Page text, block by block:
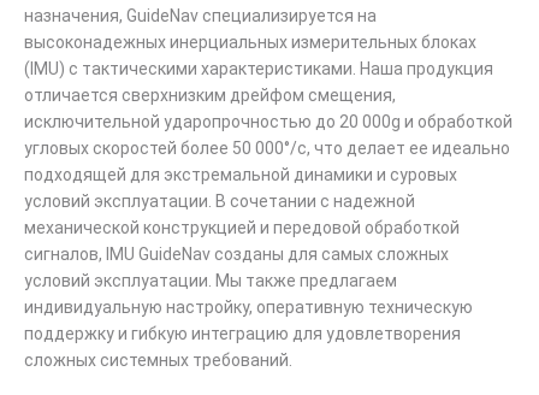
назначения, GuideNav специализируется на
высоконадежных инерциальных измерительных блоках
(IMU) с тактическими характеристиками. Наша продукция
отличается сверхнизким дрейфом смещения,
исключительной ударопрочностью до 20 000g и обработкой
угловых скоростей более 50 000°/с, что делает ее идеально
подходящей для экстремальной динамики и суровых
условий эксплуатации. В сочетании с надежной
механической конструкцией и передовой обработкой
сигналов, IMU GuideNav созданы для самых сложных
условий эксплуатации. Мы также предлагаем
индивидуальную настройку, оперативную техническую
поддержку и гибкую интеграцию для удовлетворения
сложных системных требований.